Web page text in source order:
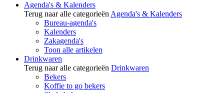
Agenda's & Kalenders
Terug naar alle categorieën Agenda's & Kalenders
Bureau-agenda's
Kalenders
Zakagenda's
Toon alle artikelen
Drinkwaren
Terug naar alle categorieën Drinkwaren
Bekers
Koffie to go bekers